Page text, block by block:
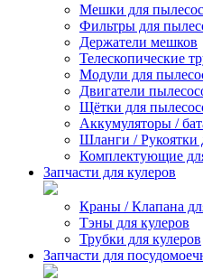
Мешки для
Фильтры для
Держатели мешков
Телескопические
Модули для
Двигатели
Щётки для
Аккумуляторы /
Шланги / Рукоятки
Комплектующие
Запчасти для кулеров
Краны / Клапана
Тэны для кулеров
Трубки для кулеров
Запчасти для